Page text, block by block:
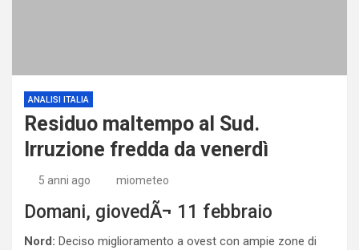
ANALISI ITALIA
Residuo maltempo al Sud.
Irruzione fredda da venerdì
5 anni ago miometeo
Domani, giovedÃ¬ 11 febbraio
Nord: Deciso miglioramento a ovest con ampie zone di